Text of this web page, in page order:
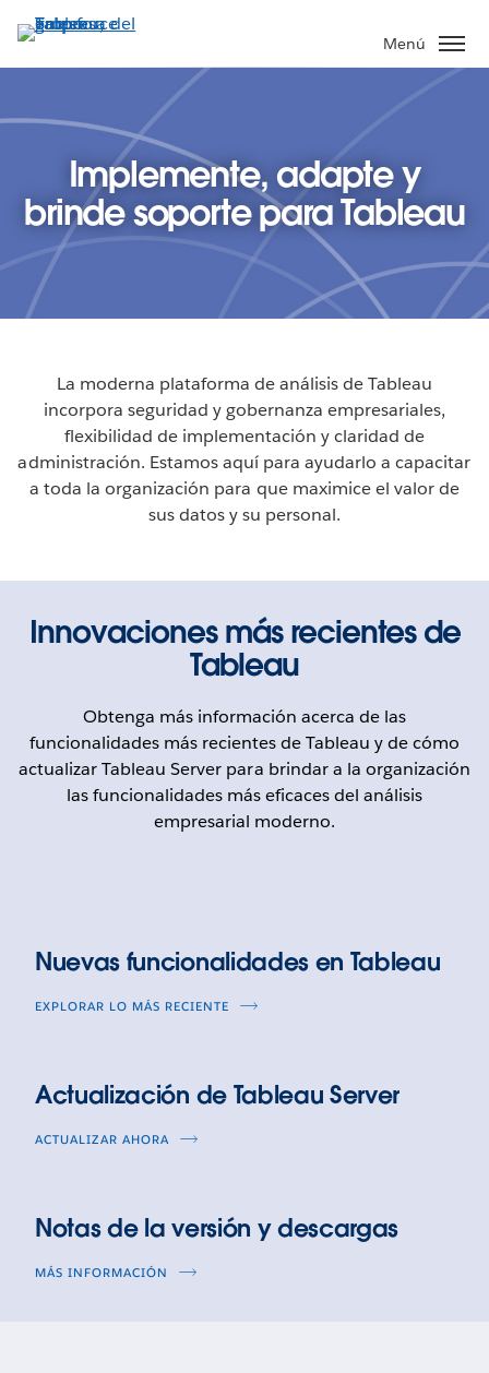
contenido
Menú
Implemente, adapte y
brinde soporte para Tableau
La moderna plataforma de análisis de Tableau
incorpora seguridad y gobernanza empresariales,
flexibilidad de implementación y claridad de
administración. Estamos aquí para ayudarlo a capacitar
a toda la organización para que maximice el valor de
sus datos y su personal.
Innovaciones más recientes de
Tableau
Obtenga más información acerca de las
funcionalidades más recientes de Tableau y de cómo
actualizar Tableau Server para brindar a la organización
las funcionalidades más eficaces del análisis
empresarial moderno.
Nuevas funcionalidades en Tableau
EXPLORAR LO MÁS RECIENTE
Actualización de Tableau Server
ACTUALIZAR AHORA
Notas de la versión y descargas
MÁS INFORMACIÓN